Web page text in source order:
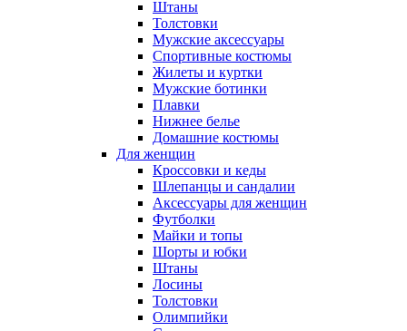
Штаны
Толстовки
Мужские аксессуары
Спортивные костюмы
Жилеты и куртки
Мужские ботинки
Плавки
Нижнее белье
Домашние костюмы
Для женщин
Кроссовки и кеды
Шлепанцы и сандалии
Аксессуары для женщин
Футболки
Майки и топы
Шорты и юбки
Штаны
Лосины
Толстовки
Олимпийки